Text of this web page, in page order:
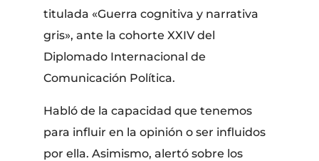
titulada «Guerra cognitiva y narrativa
gris», ante la cohorte XXIV del
Diplomado Internacional de
Comunicación Política.
Habló de la capacidad que tenemos
para influir en la opinión o ser influidos
por ella. Asimismo, alertó sobre los